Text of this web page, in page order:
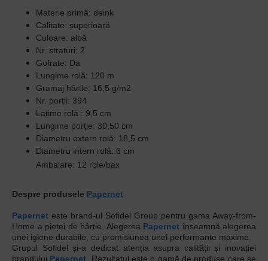
Materie primă: deink
Calitate: superioară
Culoare: albă
Nr. straturi: 2
Gofrate: Da
Lungime rolă: 120 m
Gramaj hârtie: 16,5 g/m2
Nr. porții: 394
Lațime rolă : 9,5 cm
Lungime porție: 30,50 cm
Diametru extern rolă: 18,5 cm
Diametru intern rolă: 6 cm
Ambalare: 12 role/bax
Despre produsele Papernet
Papernet este brand-ul Sofidel Group pentru gama Away-from-
Home a pieței de hârtie. Alegerea Papernet înseamnă alegerea
unei igiene durabile, cu promisiunea unei performanțe maxime.
Grupul Sofidel și-a dedicat atenția asupra calității și inovației
brandului Papernet . Rezultatul este o gamă de produse care se